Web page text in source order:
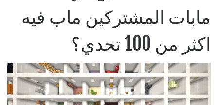
مابات المشتركين ماب فيه
اكثر من 100 تحدي؟